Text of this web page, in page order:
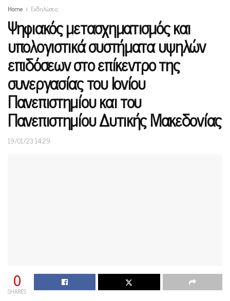
Home Εκδηλώσεις
Ψηφιακός μετασχηματισμός και
υπολογιστικά συστήματα υψηλών
επιδόσεων στο επίκεντρο της
συνεργασίας του Ιονίου
Πανεπιστημίου και του
Πανεπιστημίου Δυτικής Μακεδονίας
19/01/23 14:29
0
SHARES